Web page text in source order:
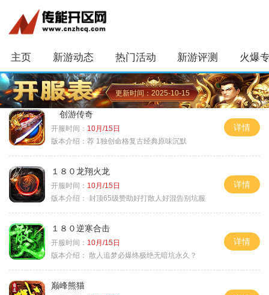
主页 新游动态 热门活动 新游评测 火爆
更新时间：2025-10-15
创游传奇
开服时间： 10月/15日
版本介绍： 荐 1独创命格复古经典原味沉默
详情
１８０龙翔火龙
开服时间： 10月/15日
版本介绍： 封顶65级赞助好打散人好混告别坑服
详情
１８０逆寒合击
开服时间： 10月/15日
版本介绍： 散人追梦必爆终极绝无暗坑永久？
详情
巅峰熊猫